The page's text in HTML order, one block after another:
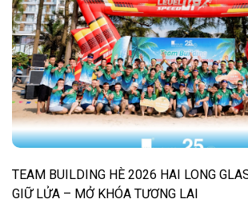
TEAM BUILDING HÈ 2026 HAI LONG
GIỮ LỬA – MỞ KHÓA TƯƠNG LAI